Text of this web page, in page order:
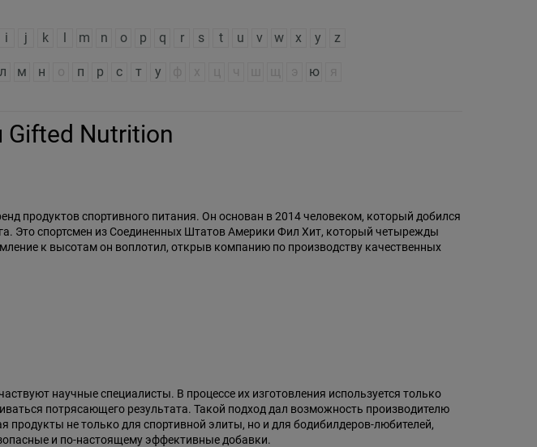
i j k m n o p q r s t u v w x y z
л м н п р с т у ю
Nutrition
продуктов спортивного питания. Он основан в 2014 человеком, который добился
Это спортсмен из Соединенных Штатов Америки Фил Хит, который четырежды
к высотам он воплотил, открыв компанию по производству качественных
научные специалисты. В процессе их изготовления используется только
потрясающего результата. Такой подход дал возможность производителю
продукты не только для спортивной элиты, но и для бодибилдеров-любителей,
и по-настоящему эффективные добавки.